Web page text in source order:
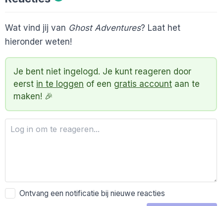
Wat vind jij van Ghost Adventures? Laat het
hieronder weten!
Je bent niet ingelogd. Je kunt reageren door
eerst in te loggen of een gratis account aan te
maken! 🎉
Ontvang een notificatie bij nieuwe reacties